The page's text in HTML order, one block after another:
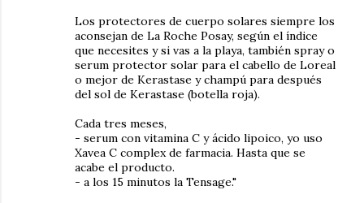
Los protectores de cuerpo solares siempre los
aconsejan de La Roche Posay, según el índice
que necesites y si vas a la playa, también spray o
serum protector solar para el cabello de Loreal
o mejor de Kerastase y champú para después
del sol de Kerastase (botella roja).
Cada tres meses,
- serum con vitamina C y ácido lipoico, yo uso
Xavea C complex de farmacia. Hasta que se
acabe el producto.
- a los 15 minutos la Tensage."